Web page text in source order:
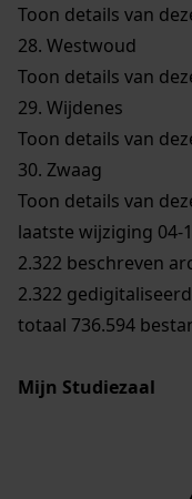
Toon details van
28. Westwoud
Toon details van
29. Wijdenes
Toon details van
30. Zwaag
Toon details van
laatste wijziging 04-
2.322 beschreven
2.322 gedigitaliseerd
totaal 736.594
Mijn Studiezaal